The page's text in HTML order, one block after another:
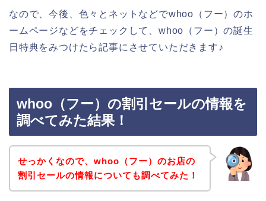
なので、今後、色々とネットなどでwhoo（フー）のホ
ームページなどをチェックして、whoo（フー）の誕生
日特典をみつけたら記事にさせていただきます♪
whoo（フー）の割引セールの情報を
調べてみた結果！
せっかくなので、whoo（フー）のお店の
割引セールの情報についても調べてみた！